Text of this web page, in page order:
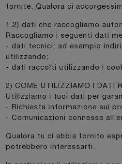
fornite. Qualora ci
1.2) dati che raccogliamo
Raccogliamo i seguenti dati
- dati tecnici: ad esempio
utilizzando;
- dati raccolti utilizzando i
2) COME UTILIZZIAMO I DATI
Utilizziamo i tuoi dati per
- Richiesta informazione sui
- Comunicazioni connesse
Qualora tu ci abbia fornito
potrebbero interessarti.